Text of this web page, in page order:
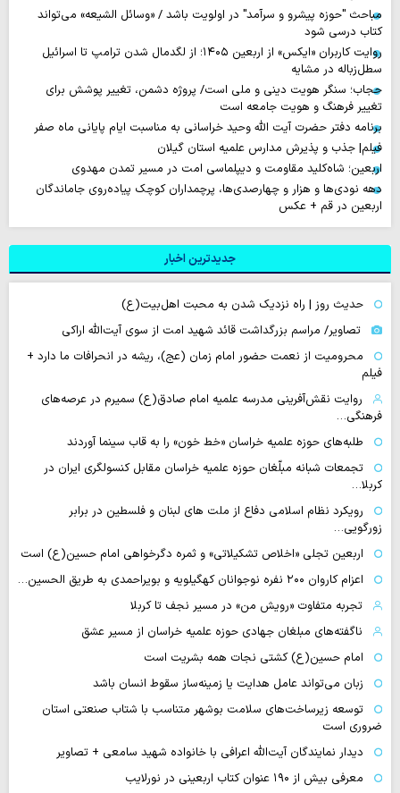
مباحث "حوزه پیشرو و سرآمد" در اولویت باشد / «وسائل الشیعه» می‌تواند
کتاب درسی شود
روایت‌ کاربران «ایکس» از اربعین ۱۴۰۵؛ از لگدمال شدن ترامپ تا اسرائیل
سطل‌زباله‌ در مشایه
حجاب؛ سنگر هویت دینی و ملی است/ پروژه دشمن، تغییر پوشش برای
تغییر فرهنگ و هویت جامعه است
برنامه دفتر حضرت آیت الله وحید خراسانی به مناسبت ایام پایانی ماه صفر
فیلم| جذب و پذیرش مدارس علمیه استان گیلان
اربعین؛ شاه‌کلید مقاومت و دیپلماسی امت در مسیر تمدن مهدوی
دهه‌ نودی‌ها و هزار و چهارصدی‌ها، پرچمداران کوچک پیاده‌روی جاماندگان
اربعین در قم + عکس
جدیدترین اخبار
حدیث روز | راه نزدیک شدن به محبت اهل‌بیت(ع)
تصاویر/ مراسم بزرگداشت قائد شهید امت از سوی آیت‌الله اراکی
محرومیت از نعمت حضور امام زمان (عج)، ریشه در انحرافات ما دارد +
فیلم
روایت نقش‌آفرینی مدرسه علمیه امام صادق(ع) سمیرم در عرصه‌های
فرهنگی…
طلبه‌های حوزه علمیه خراسان «خط خون» را به قاب سینما آوردند
تجمعات شبانه مبلّغان حوزه علمیه خراسان مقابل کنسولگری ایران در
کربلا…
رویکرد نظام اسلامی دفاع از ملت های لبنان و فلسطین در برابر
زورگویی…
اربعین تجلی «اخلاص تشکیلاتی» و ثمره دگرخواهی امام حسین(ع) است
اعزام کاروان ۲۰۰ نفره نوجوانان کهگیلویه و بویراحمدی به طریق الحسین…
تجربه متفاوت «رویش من» در مسیر نجف تا کربلا
ناگفته‌های مبلغان جهادی حوزه علمیه خراسان از مسیر عشق
امام حسین(ع) کشتی نجات همه بشریت است
زبان می‌تواند عامل هدایت یا زمینه‌ساز سقوط انسان باشد
توسعه زیرساخت‌های سلامت بوشهر متناسب با شتاب صنعتی استان
ضروری است
دیدار نمایندگان آیت‌الله اعرافی با خانواده شهید سامعی + تصاویر
معرفی بیش از ۱۹۰ عنوان کتاب اربعینی در نورلایب